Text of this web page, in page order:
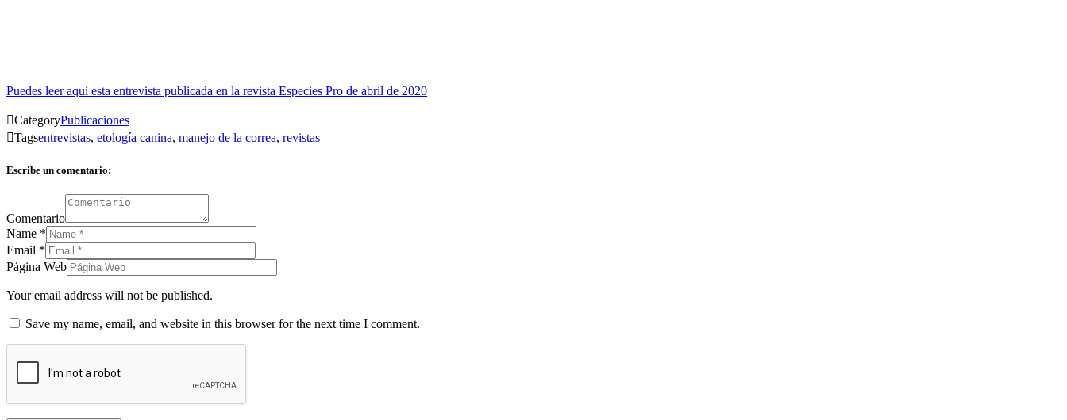
Puedes leer aquí esta entrevista publicada en la revista Especies Pro de abril de 2020
CategoryPublicaciones
Tagsentrevistas, etología canina, manejo de la correa, revistas
Escribe un comentario:
Comentario
Name *
Email *
Página Web
Your email address will not be published.
Save my name, email, and website in this browser for the next time I comment.